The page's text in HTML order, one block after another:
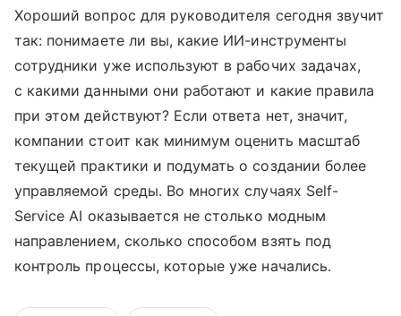
Хороший вопрос для руководителя сегодня звучит
так: понимаете ли вы, какие ИИ-инструменты
сотрудники уже используют в рабочих задачах,
с какими данными они работают и какие правила
при этом действуют? Если ответа нет, значит,
компании стоит как минимум оценить масштаб
текущей практики и подумать о создании более
управляемой среды. Во многих случаях Self-
Service AI оказывается не столько модным
направлением, сколько способом взять под
контроль процессы, которые уже начались.